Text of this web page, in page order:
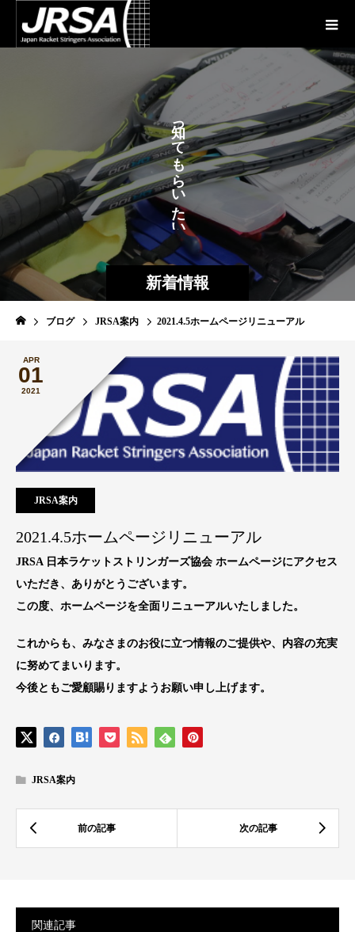
新着情報
っ
て
も
ら
い
た
い
が
あ
ブログ JRSA案内 2021.4.5ホームページリニューアル
APR
01
2021
JRSA案内
2021.4.5ホームページリニューアル
JRSA 日本ラケットストリンガーズ協会 ホームページにアクセス
いただき、ありがとうございます。
この度、ホームページを全面リニューアルいたしました。
これからも、みなさまのお役に立つ情報のご提供や、内容の充実
に努めてまいります。
今後ともご愛顧賜りますようお願い申し上げます。
JRSA案内
関連記事